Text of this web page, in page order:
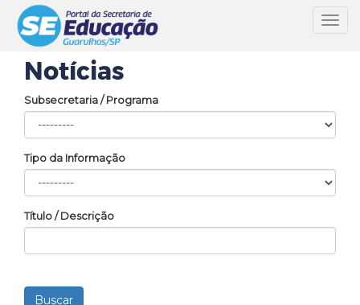
Notícias
Subsecretaria / Programa
Tipo da Informação
Título / Descrição